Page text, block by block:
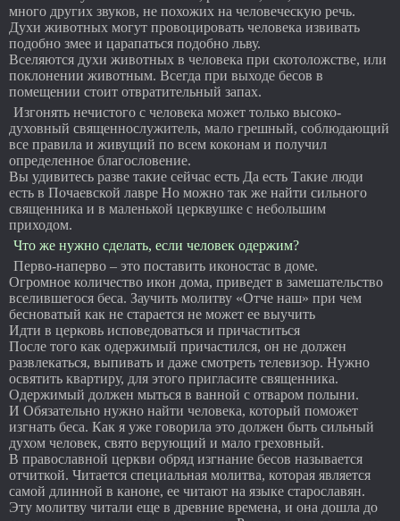
много других звуков, не похожих на человеческую речь.
Духи животных могут провоцировать человека извивать
подобно змее и царапаться подобно льву.
Вселяются духи животных в человека при скотоложстве, или
поклонении животным. Всегда при выходе бесов в
помещении стоит отвратительный запах.
Изгонять нечистого с человека может только высоко-
духовный священнослужитель, мало грешный, соблюдающий
все правила и живущий по всем коконам и получил
определенное благословение.
Вы удивитесь разве такие сейчас есть Да есть Такие люди
есть в Почаевской лавре Но можно так же найти сильного
священника и в маленькой церквушке с небольшим
приходом.
Что же нужно сделать, если человек одержим?
Перво-наперво – это поставить иконостас в доме.
Огромное количество икон дома, приведет в замешательство
вселившегося беса. Заучить молитву «Отче наш» при чем
бесноватый как не старается не может ее выучить
Идти в церковь исповедоваться и причаститься
После того как одержимый причастился, он не должен
развлекаться, выпивать и даже смотреть телевизор. Нужно
освятить квартиру, для этого пригласите священника.
Одержимый должен мыться в ванной с отваром полыни.
И Обязательно нужно найти человека, который поможет
изгнать беса. Как я уже говорила это должен быть сильный
духом человек, свято верующий и мало греховный.
В православной церкви обряд изгнание бесов называется
отчиткой. Читается специальная молитва, которая является
самой длинной в каноне, ее читают на языке старославян.
Эту молитву читали еще в древние времена, и она дошла до